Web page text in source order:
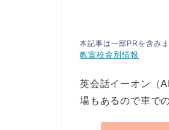
本記事は一部PRを含み
教室校舎別情報
英会話イーオン（
場もあるので車で